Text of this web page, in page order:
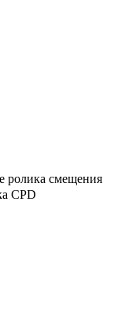
ролика смещения
CPD